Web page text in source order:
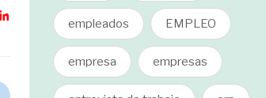
empleados EMPLEO
empresa empresas